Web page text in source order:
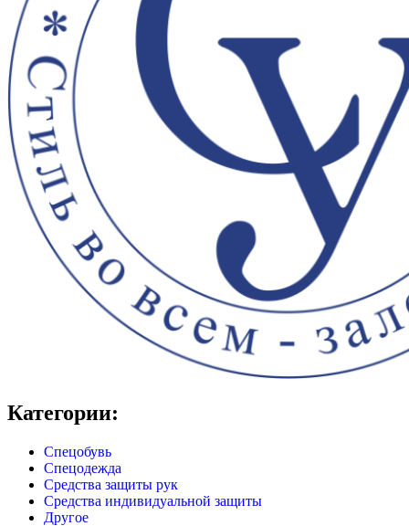
Категории:
Спецобувь
Спецодежда
Средства защиты рук
Средства индивидуальной защиты
Другое